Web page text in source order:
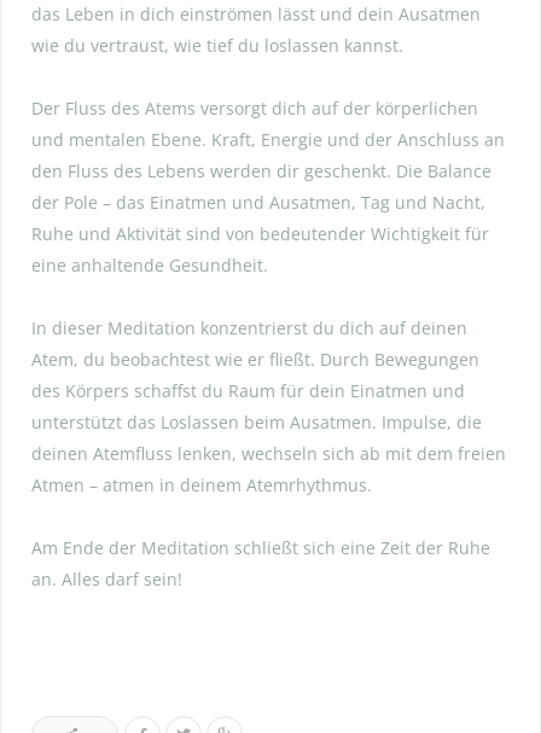
das Leben in dich einströmen lässt und dein Ausatmen
wie du vertraust, wie tief du loslassen kannst.
Der Fluss des Atems versorgt dich auf der körperlichen
und mentalen Ebene. Kraft, Energie und der Anschluss an
den Fluss des Lebens werden dir geschenkt. Die Balance
der Pole – das Einatmen und Ausatmen, Tag und Nacht,
Ruhe und Aktivität sind von bedeutender Wichtigkeit für
eine anhaltende Gesundheit.
In dieser Meditation konzentrierst du dich auf deinen
Atem, du beobachtest wie er fließt. Durch Bewegungen
des Körpers schaffst du Raum für dein Einatmen und
unterstützt das Loslassen beim Ausatmen. Impulse, die
deinen Atemfluss lenken, wechseln sich ab mit dem freien
Atmen – atmen in deinem Atemrhythmus.
Am Ende der Meditation schließt sich eine Zeit der Ruhe
an. Alles darf sein!